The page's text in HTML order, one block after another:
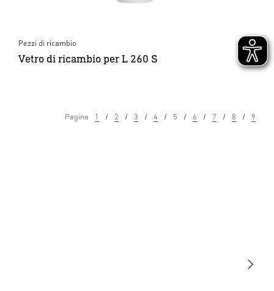
Pezzi di ricambio
Vetro di ricambio per L 260 S
Pagina 1 2 3 4 5 6 7 8 9